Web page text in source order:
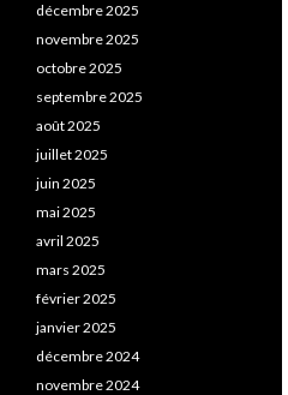
décembre 2025
novembre 2025
octobre 2025
septembre 2025
août 2025
juillet 2025
juin 2025
mai 2025
avril 2025
mars 2025
février 2025
janvier 2025
décembre 2024
novembre 2024